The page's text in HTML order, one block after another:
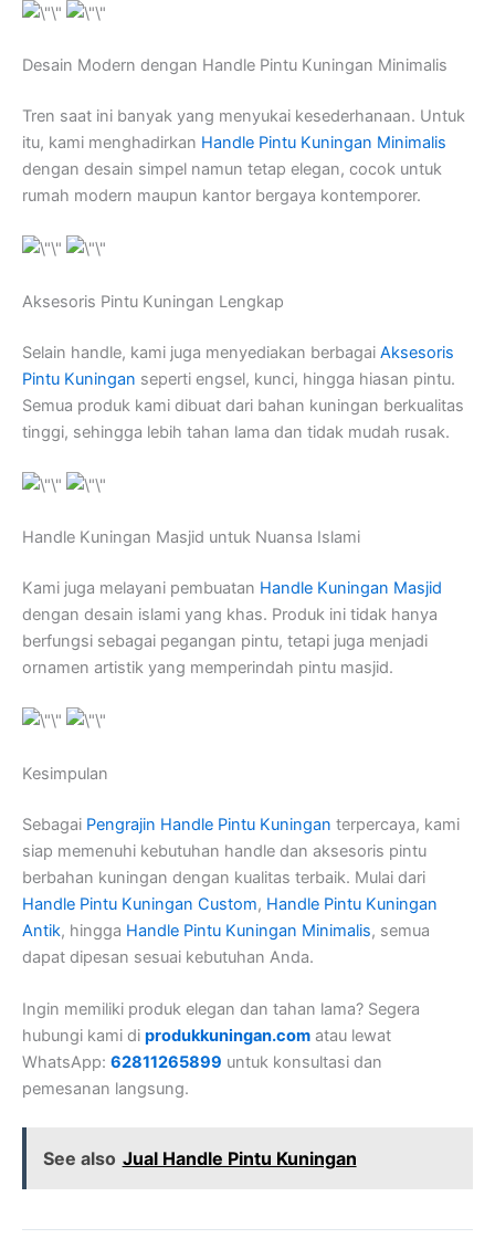
Desain Modern dengan Handle Pintu Kuningan Minimalis
Tren saat ini banyak yang menyukai kesederhanaan. Untuk
itu, kami menghadirkan Handle Pintu Kuningan Minimalis
dengan desain simpel namun tetap elegan, cocok untuk
rumah modern maupun kantor bergaya kontemporer.
Aksesoris Pintu Kuningan Lengkap
Selain handle, kami juga menyediakan berbagai Aksesoris
Pintu Kuningan seperti engsel, kunci, hingga hiasan pintu.
Semua produk kami dibuat dari bahan kuningan berkualitas
tinggi, sehingga lebih tahan lama dan tidak mudah rusak.
Handle Kuningan Masjid untuk Nuansa Islami
Kami juga melayani pembuatan Handle Kuningan Masjid
dengan desain islami yang khas. Produk ini tidak hanya
berfungsi sebagai pegangan pintu, tetapi juga menjadi
ornamen artistik yang memperindah pintu masjid.
Kesimpulan
Sebagai Pengrajin Handle Pintu Kuningan terpercaya, kami
siap memenuhi kebutuhan handle dan aksesoris pintu
berbahan kuningan dengan kualitas terbaik. Mulai dari
Handle Pintu Kuningan Custom, Handle Pintu Kuningan
Antik, hingga Handle Pintu Kuningan Minimalis, semua
dapat dipesan sesuai kebutuhan Anda.
Ingin memiliki produk elegan dan tahan lama? Segera
hubungi kami di produkkuningan.com atau lewat
WhatsApp: 62811265899 untuk konsultasi dan
pemesanan langsung.
See also Jual Handle Pintu Kuningan